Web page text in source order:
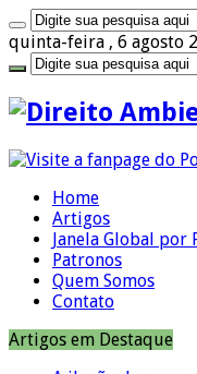
quinta-feira , 6 agosto
Home
Artigos
Janela Global por
Patronos
Quem Somos
Contato
Artigos em Destaque